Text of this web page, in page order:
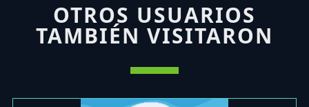
OTROS USUARIOS
TAMBIÉN VISITARON